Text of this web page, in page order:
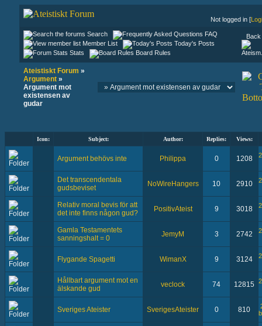
Not logged in [
Search
FAQ
Member List
Today's Posts
Stats
Board Rules
Back
Ateistiskt Forum »
Argument»
Argument mot
existensen av
gudar
Icon: Subject: Author: Replies: Views:
Argument behövs inte Philippa 0 1208
Det transcendentala
gudsbeviset
NoWireHangers 10 2910
Relativ moral bevis för att
det inte finns någon gud?
PositivAteist 9 3018
Gamla Testamentets
sanningshalt = 0
JemyM 3 2742
Flygande Spagetti WimanX 9 3124
Hållbart argument mot en
älskande gud
veclock 74 12815
Sveriges Ateister SverigesAteister 0 810